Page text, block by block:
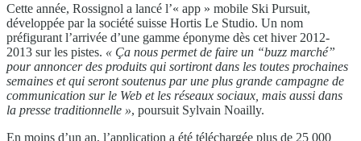
Cette année, Rossignol a lancé l’« app » mobile Ski Pursuit,
développée par la société suisse Hortis Le Studio. Un nom
préfigurant l’arrivée d’une gamme éponyme dès cet hiver 2012-
2013 sur les pistes. « Ça nous permet de faire un “buzz marché”
pour annoncer des produits qui sortiront dans les toutes prochaines
semaines et qui seront soutenus par une plus grande campagne de
communication sur le Web et les réseaux sociaux, mais aussi dans
la presse traditionnelle », poursuit Sylvain Noailly.
En moins d’un an, l’application a été téléchargée plus de 25 000